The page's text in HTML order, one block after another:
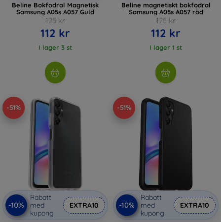
Beline Bokfodral Magnetisk
Samsung A05s A057 Guld
125 kr
112 kr
I lager 3 st
Beline magnetiskt bokfodral
Samsung A05s A057 röd
125 kr
112 kr
I lager 1 st
-51%
-10%
Rabatt
med
kupong
EXTRA10
-51%
-10%
Rabatt
med
kupong
EXTRA10